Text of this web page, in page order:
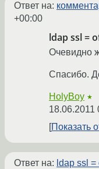
Ответ на:
+00:00
ldap ssl =
Очевидно
Спасибо.
HolyBoy ★
18.06.2011
Показать
Ответ на: ldap ssl =